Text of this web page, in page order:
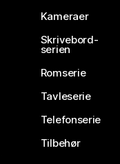
Kameraer
Skrivebord-
serien
Romserie
Tavleserie
Telefonserie
Tilbehør